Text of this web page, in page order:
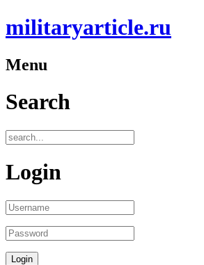
militaryarticle.ru
Menu
Search
Login